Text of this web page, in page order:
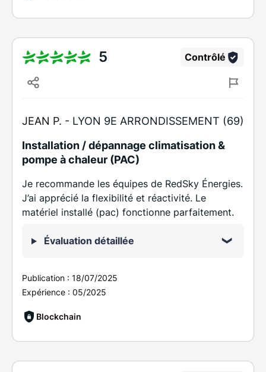
5 Contrôlé
JEAN P. - LYON 9E ARRONDISSEMENT (69)
Installation / dépannage climatisation &
pompe à chaleur (PAC)
Je recommande les équipes de RedSky Énergies.
J’ai apprécié la flexibilité et réactivité. Le
matériel installé (pac) fonctionne parfaitement.
Évaluation détaillée
Publication : 18/07/2025
Expérience : 05/2025
Blockchain